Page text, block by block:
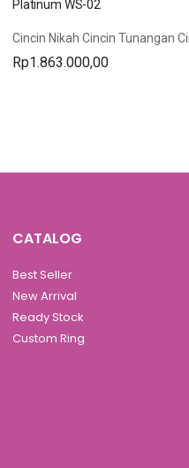
Rp1.863.000,00
CATALOG
Best Seller
New Arrival
Ready Stock
Custom Ring